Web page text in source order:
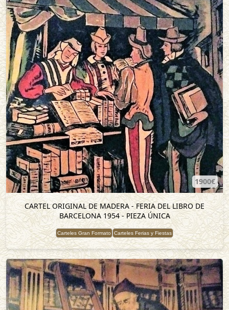
1900€
CARTEL ORIGINAL DE MADERA - FERIA DEL LIBRO DE
BARCELONA 1954 - PIEZA ÚNICA
Carteles Gran Formato Carteles Ferias y Fiestas